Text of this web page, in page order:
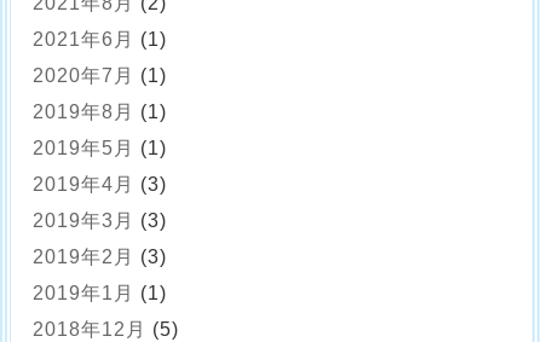
2021年6月
(1)
2020年7月
(1)
2019年8月
(1)
2019年5月
(1)
2019年4月
(3)
2019年3月
(3)
2019年2月
(3)
2019年1月
(1)
2018年12月
(5)